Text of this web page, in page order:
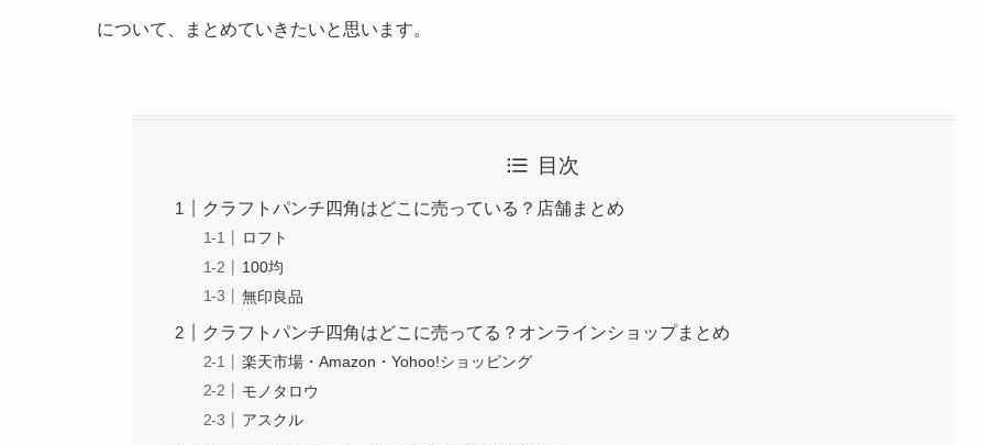
について、まとめていきたいと思います。
目次
クラフトパンチ四角はどこに売っている？店舗まとめ
ロフト
100均
無印良品
クラフトパンチ四角はどこに売ってる？オンラインショップまとめ
楽天市場・Amazon・Yohoo!ショッピング
モノタロウ
アスクル